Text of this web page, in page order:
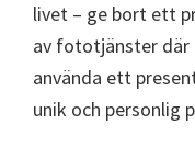
livet – ge bort ett
av fototjänster
använda ett
unik och personlig